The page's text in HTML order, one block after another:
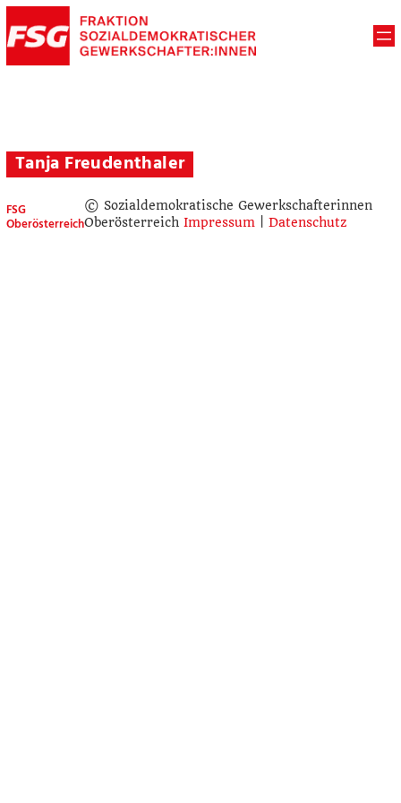
Tanja Freudenthaler
FSG
Oberösterreich
© Sozialdemokratische Gewerkschafterinnen
Oberösterreich Impressum| Datenschutz